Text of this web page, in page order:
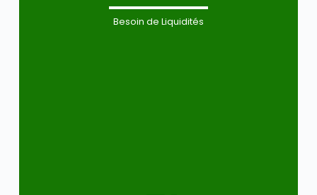
Besoin de Liquidités